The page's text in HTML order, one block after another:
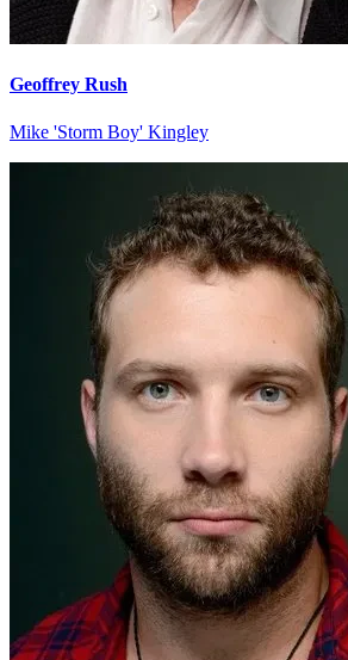
Geoffrey Rush
Mike 'Storm Boy' Kingley